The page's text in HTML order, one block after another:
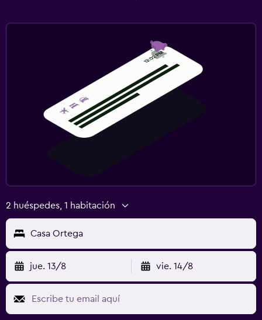
2 huéspedes, 1 habitación
Casa Ortega
jue. 13/8 vie. 14/8